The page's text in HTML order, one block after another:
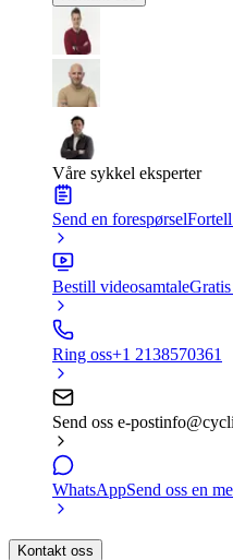
Våre sykkel eksperter
Send en forespørsel
Bestill videosamtale
Ring oss+1 2138570361
Send oss e-post
WhatsAppSend oss en
Kontakt oss